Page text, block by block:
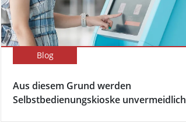
Blog
Aus diesem Grund werden
Selbstbedienungskioske unvermeidlich